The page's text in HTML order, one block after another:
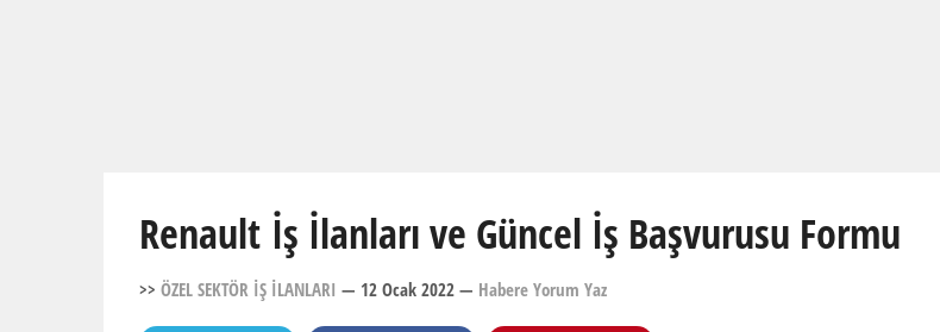
Renault İş İlanları ve Güncel İş Başvurusu Formu
>> ÖZEL SEKTÖR İŞ İLANLARI — 12 Ocak 2022 — Habere Yorum Yaz